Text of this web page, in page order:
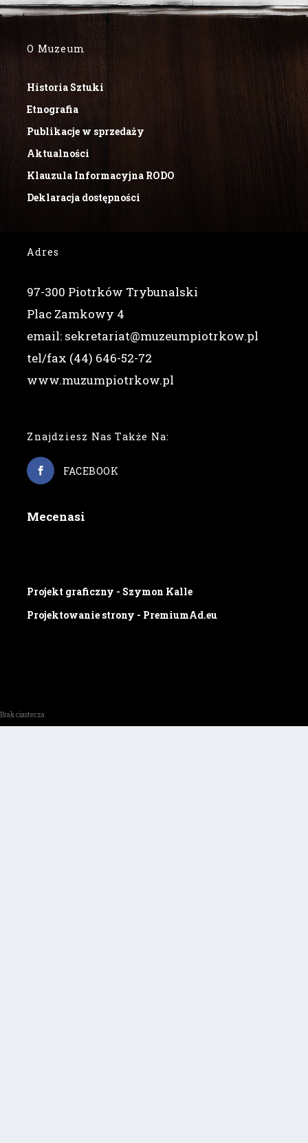
O Muzeum
Historia Sztuki
Etnografia
Publikacje w sprzedaży
Aktualności
Klauzula Informacyjna RODO
Deklaracja dostępności
Adres
97-300 Piotrków Trybunalski
Plac Zamkowy 4
email: sekretariat@muzeumpiotrkow.pl
tel/fax (44) 646-52-72
www.muzumpiotrkow.pl
Znajdziesz Nas Także Na:
FACEBOOK
Mecenasi
Projekt graficzny - Szymon Kalle
Projektowanie strony - PremiumAd.eu
Brak ciastecza